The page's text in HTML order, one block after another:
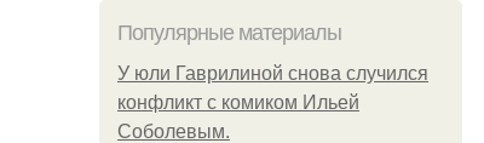
Популярные материалы
У юли Гаврилиной снова случился
конфликт с комиком Ильей
Соболевым.